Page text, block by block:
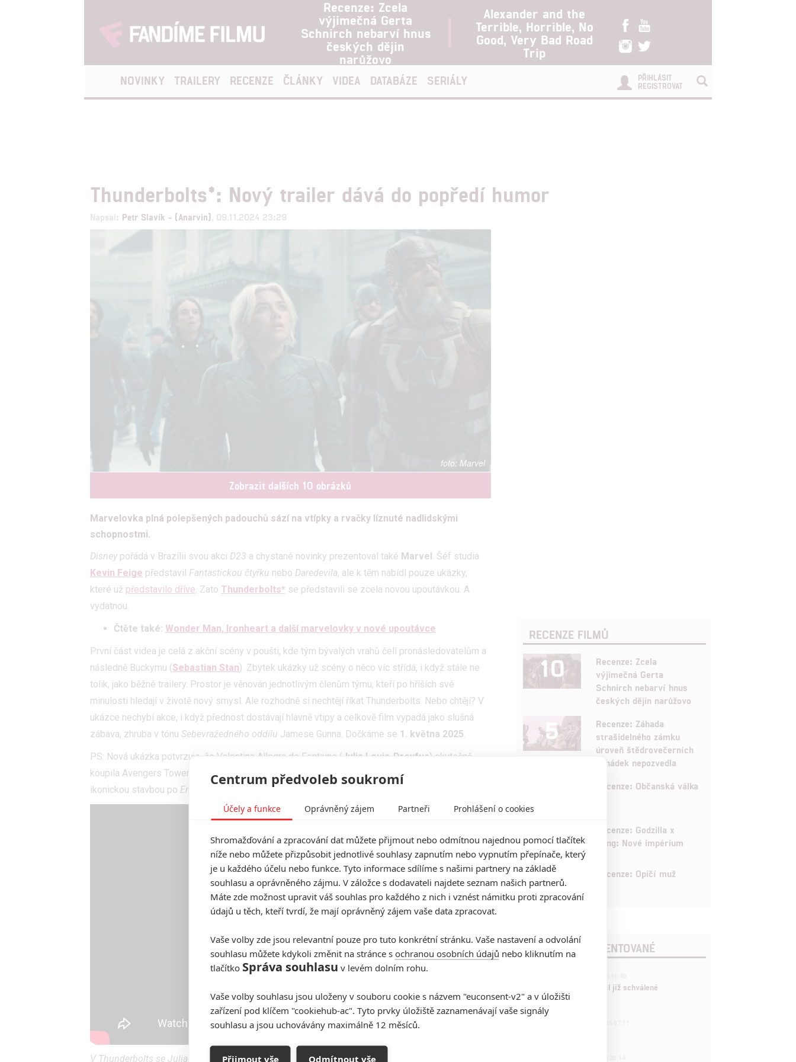
Recenze: Zcela
výjimečná Gerta
Schnirch nebarví hnus
českých dějin
narůžovo
Alexander and the
Terrible, Horrible, No
Good, Very Bad Road
Trip
NOVINKY TRAILERY RECENZE ČLÁNKY VIDEA DATABÁZE SERIÁLY
PŘIHLÁSIT
REGISTROVAT
Thunderbolts*: Nový trailer dává do popředí humor
Napsal: Petr Slavík - (Anarvin) , 09.11.2024 23:29
Marvel
Zobrazit dalších 10 obrázků
Marvelovka plná polepšených padouchů sází na vtípky a rvačky líznuté nadlidskými
schopnostmi.
Disney pořádá v Brazílii svou akci D23 a chystané novinky prezentoval také Marvel . Šéf studia
Kevin Feige představil Fantastickou čtyřku nebo Daredevila, ale k těm nabídl pouze ukázky,
které už představilo dříve. Zato Thunderbolts* se představili se zcela novou upoutávkou. A
vydatnou.
Čtěte také: Wonder Man, Ironheart a další marvelovky v nové upoutávce
První část videa je celá z akční scény v poušti, kde tým bývalých vrahů čelí pronásledovatelům a
následně Buckymu (Sebastian Stan). Zbytek ukázky už scény o něco víc střídá, i když stále ne
tolik, jako běžné trailery. Prostor je věnován jednotlivým členům týmu, kteří po hříších své
minulosti hledají v životě nový smysl. Ale rozhodně si nechtějí říkat Thunderbolts. Nebo chtějí? V
ukázce nechybí akce, i když přednost dostávají hlavně vtipy a celkově film vypadá jako slušná
zábava, zhruba v tónu Sebevražedného oddílu Jamese Gunna. Dočkáme se 1. května 2025.
PS: Nová ukázka potvrzuje, že Valentina Allegra de Fontaine ( Julia Louis-Dreyfus) skutečně
koupila Avengers Tower, jak se dříve mohlo zdát. Fanoušky dlouho trápila otázka, co se s
ikonickou stavbou po Endgame stalo a teď už to víme.
V Thunderbolts se Julia Louis-Dreyfus vrací jako Valentina Allegra de Fontaine, Wyatt Russell jako
RECENZE FILMŮ
10
Recenze: Zcela
výjimečná Gerta
Schnirch nebarví hnus
českých dějin narůžovo
5
Recenze: Záhada
strašidelného zámku
úroveň štědrovečerních
pohádek nepozvedla
Recenze: Občanská válka
6
Recenze: Godzilla x
Kong: Nové impérium
8 Recenze: Opičí muž
POSLEDNÍ KOMENTOVANÉ
Marvel nečekaně zrušil již schválené
pokračování
Centrum předvoleb soukromí
Účely a funkce Oprávněný zájem Partneři Prohlášení o cookies
Shromažďování a zpracování dat můžete přijmout nebo odmítnou najednou pomocí tlačítek
níže nebo můžete přizpůsobit jednotlivé souhlasy zapnutím nebo vypnutím přepínače, který
je u každého účelu nebo funkce. Tyto informace sdílíme s našimi partnery na základě
souhlasu a oprávněného zájmu. V záložce s dodavateli najdete seznam našich partnerů.
Máte zde možnost upravit váš souhlas pro každého z nich i vznést námitku proti zpracování
údajů u těch, kteří tvrdí, že mají oprávněný zájem vaše data zpracovat.
Vaše volby zde jsou relevantní pouze pro tuto konkrétní stránku. Vaše nastavení a odvolání
souhlasu můžete kdykoli změnit na stránce s ochranou osobních údajů nebo kliknutím na
tlačítko Správa souhlasu v levém dolním rohu.
Vaše volby souhlasu jsou uloženy v souboru cookie s názvem "euconsent-v2" a v úložišti
zařízení pod klíčem "cookiehub-ac". Tyto prvky úložiště zaznamenávají vaše signály
souhlasu a jsou uchovávány maximálně 12 měsíců.
Přijmout vše Odmítnout vše